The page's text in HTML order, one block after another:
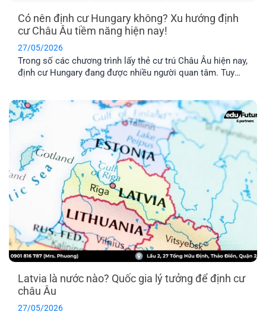
Có nên định cư Hungary không? Xu hướng định
cư Châu Âu tiềm năng hiện nay!
27/05/2026
Trong số các chương trình lấy thẻ cư trú Châu Âu hiện nay,
định cư Hungary đang được nhiều người quan tâm. Tuy
hiểu qua bài viết dưới đây nhé!
Latvia là nước nào? Quốc gia lý tưởng để định cư
châu Âu
27/05/2026